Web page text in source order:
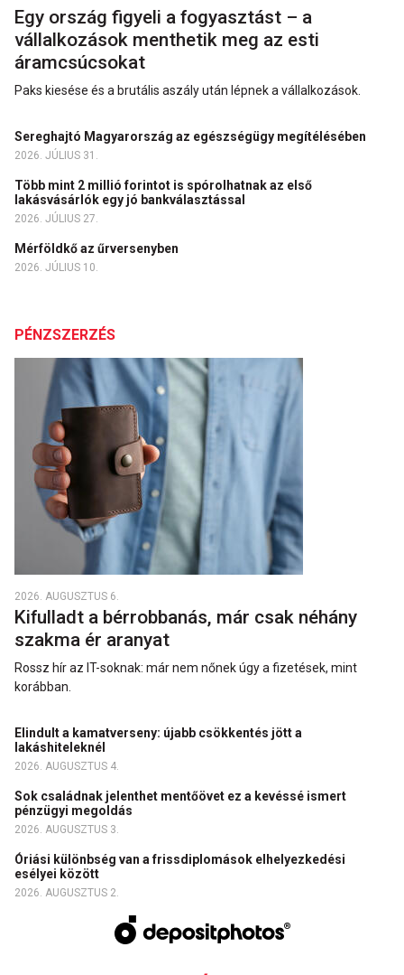
Egy ország figyeli a fogyasztást – a
vállalkozások menthetik meg az esti
áramcsúcsokat
Paks kiesése és a brutális aszály után lépnek a vállalkozások.
Sereghajtó Magyarország az egészségügy megítélésében
2026. JÚLIUS 31.
Több mint 2 millió forintot is spórolhatnak az első
lakásvásárlók egy jó bankválasztással
2026. JÚLIUS 27.
Mérföldkő az űrversenyben
2026. JÚLIUS 10.
PÉNZSZERZÉS
2026. AUGUSZTUS 6.
Kifulladt a bérrobbanás, már csak néhány
szakma ér aranyat
Rossz hír az IT-soknak: már nem nőnek úgy a fizetések, mint
korábban.
Elindult a kamatverseny: újabb csökkentés jött a
lakáshiteleknél
2026. AUGUSZTUS 4.
Sok családnak jelenthet mentőövet ez a kevéssé ismert
pénzügyi megoldás
2026. AUGUSZTUS 3.
Óriási különbség van a frissdiplomások elhelyezkedési
esélyei között
2026. AUGUSZTUS 2.